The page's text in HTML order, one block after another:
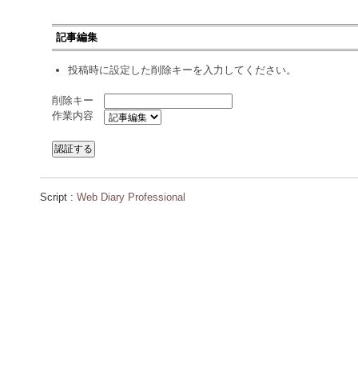
記事編集
投稿時に設定した削除キーを入力してください。
削除キー
作業内容
Script : Web Diary Professional